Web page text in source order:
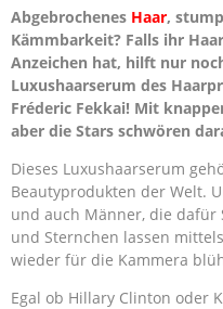
Abgebrochenes Haar,
Kämmbarkeit? Falls ihr
Anzeichen hat, hilft nur
Luxushaarserum des
Fréderic Fekkai! Mit
aber die Stars schwören
Dieses Luxushaarserum
Beautyprodukten der Welt.
und auch Männer, die dafür
und Sternchen lassen
wieder für die Kammera
Egal ob Hillary Clinton oder